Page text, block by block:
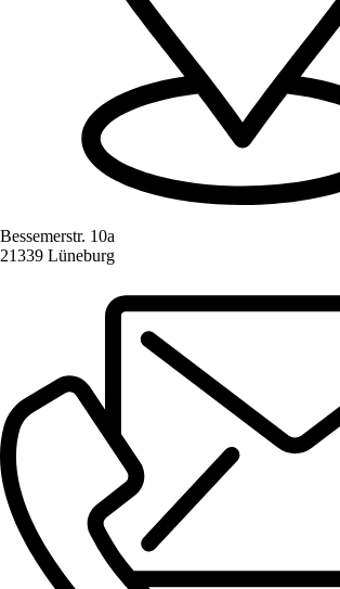
Bessemerstr. 10a
21339 Lüneburg